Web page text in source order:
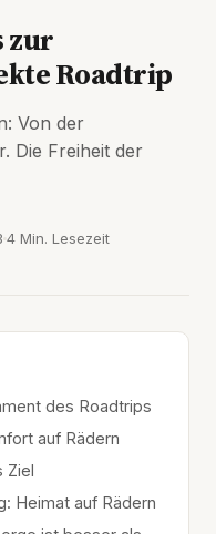
zur
Roadtrip
Von der
Die Freiheit der
4 Min. Lesezeit
des Roadtrips
auf Rädern
Ziel
Heimat auf Rädern